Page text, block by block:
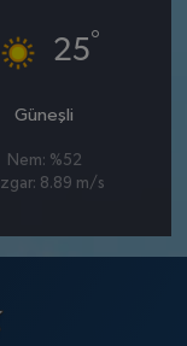
25°
Güneşli
Nem: %52
8.89 m/s